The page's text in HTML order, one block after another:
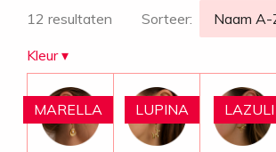
12 resultaten Sorteer:
Kleur▾
MARELLA LUPINA LAZULI